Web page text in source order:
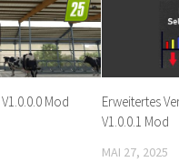
Mod
Erweitertes
V1.0.0.1 Mod
MAI 27, 2025